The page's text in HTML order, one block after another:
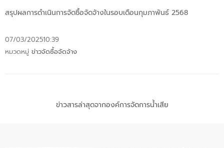
สรุปผลการดำเนินการจัดซื้อจัดจ้างในรอบเดือนกุมภาพันธ์ 2568
07/03/202510:39
หมวดหมู่ ข่าวจัดซื้อจัดจ้าง
ข่าวสารล่าสุดจากองค์การจัดการน้ำเสีย